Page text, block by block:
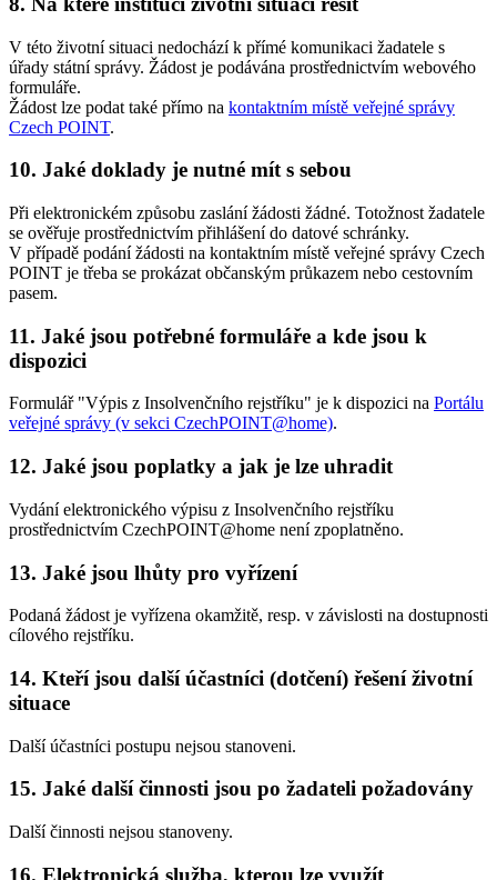
V této životní situaci nedochází k přímé komunikaci žadatele s
úřady státní správy. Žádost je podávána prostřednictvím webového
formuláře.
Žádost lze podat také přímo na kontaktním místě veřejné správy
Czech POINT.
10. Jaké doklady je nutné mít s sebou
Při elektronickém způsobu zaslání žádosti žádné. Totožnost žadatele
se ověřuje prostřednictvím přihlášení do datové schránky.
V případě podání žádosti na kontaktním místě veřejné správy Czech
POINT je třeba se prokázat občanským průkazem nebo cestovním
pasem.
11. Jaké jsou potřebné formuláře a kde jsou k
dispozici
Formulář "Výpis z Insolvenčního rejstříku" je k dispozici na Portálu
veřejné správy (v sekci CzechPOINT@home).
12. Jaké jsou poplatky a jak je lze uhradit
Vydání elektronického výpisu z Insolvenčního rejstříku
prostřednictvím CzechPOINT@home není zpoplatněno.
13. Jaké jsou lhůty pro vyřízení
Podaná žádost je vyřízena okamžitě, resp. v závislosti na dostupnosti
cílového rejstříku.
14. Kteří jsou další účastníci (dotčení) řešení životní
situace
Další účastníci postupu nejsou stanoveni.
15. Jaké další činnosti jsou po žadateli požadovány
Další činnosti nejsou stanoveny.
16. Elektronická služba, kterou lze využít